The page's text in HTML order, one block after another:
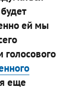
ей мы
голосового
еще